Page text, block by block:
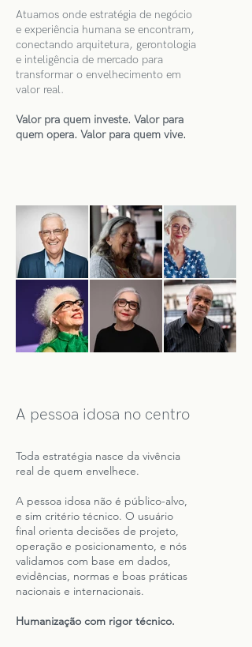
Atuamos onde estratégia de negócio
e experiência humana se encontram,
conectando arquitetura, gerontologia
e inteligência de mercado para
transformar o envelhecimento em
valor real.​
Valor pra quem investe. Valor para
quem opera. Valor para quem vive.
A pessoa idosa no centro
Toda estratégia nasce da vivência
real de quem envelhece.
A pessoa idosa não é público-alvo,
e sim critério técnico. O usuário
final orienta decisões de projeto,
operação e posicionamento, e nós
validamos com base em dados,
evidências, normas e boas práticas
nacionais e internacionais.
Humanização com rigor técnico.